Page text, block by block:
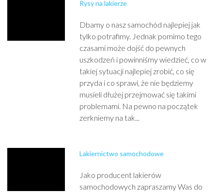
Rysy na lakierze
Dbamy o nasz samochód najlepiej jak
tylko potrafimy. Jednak pomimo tego
czasami może dojść do pewnych
uszkodzeń i powinniśmy wiedzieć, co w
takiej sytuacji najlepiej zrobić, co się
przyda i co sprawi, że nie będziemy
musieli dłużej przejmować się takimi
problemami. Na pewno na początek
zerkniemy na tak...
Lakiernictwo samochodowe
Jako producent lakierów
samochodowych zapraszamy Was do